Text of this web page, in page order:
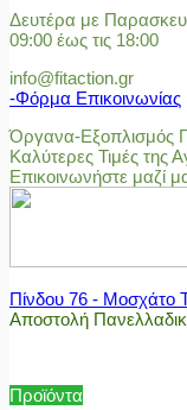
Δευτέρα με
09:00 έως τις 18:00
info@fitaction.gr
-Φόρμα Επικοινωνίας
Όργανα-Εξοπλισμός
Καλύτερες Τιμές της
Επικοινωνήστε μαζί
Πίνδου 76 - Μοσχάτο
Αποστολή
Προϊόντα